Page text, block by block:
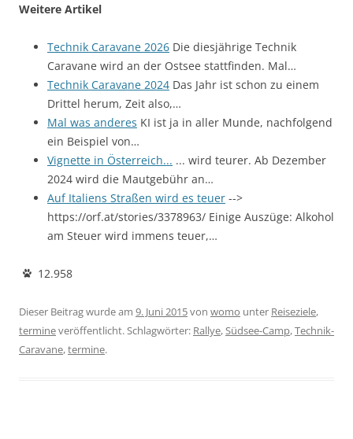
Weitere Artikel
Technik Caravane 2026 Die diesjährige Technik
Caravane wird an der Ostsee stattfinden. Mal…
Technik Caravane 2024 Das Jahr ist schon zu einem
Drittel herum, Zeit also,…
Mal was anderes KI ist ja in aller Munde, nachfolgend
ein Beispiel von…
Vignette in Österreich... ... wird teurer. Ab Dezember
2024 wird die Mautgebühr an…
Auf Italiens Straßen wird es teuer -->
https://orf.at/stories/3378963/ Einige Auszüge: Alkohol
am Steuer wird immens teuer,…
12.958
Dieser Beitrag wurde am 9. Juni 2015von womo unter Reiseziele,
termineveröffentlicht. Schlagwörter: Rallye,Südsee-Camp,Technik-
Caravane,termine.